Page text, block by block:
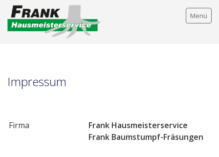
Menü
Home
Leistungen
Impressum
Firma
Frank Hausmeisterservice
Frank Baumstumpf-Fräsungen